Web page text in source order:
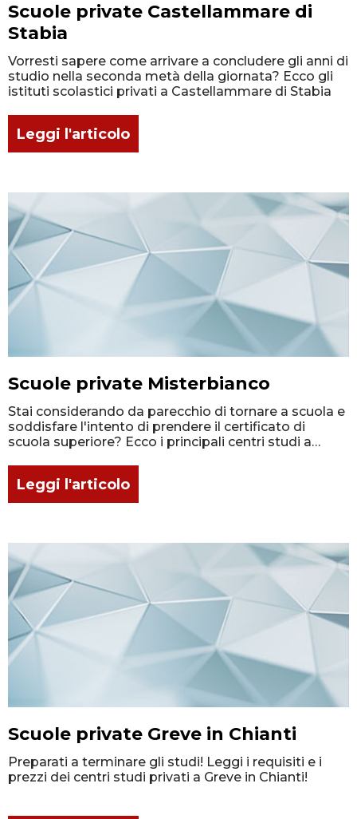
Scuole private Castellammare di
Stabia
Vorresti sapere come arrivare a concludere gli anni di
studio nella seconda metà della giornata? Ecco gli
istituti scolastici privati a Castellammare di Stabia
Leggi l'articolo
Scuole private Misterbianco
Stai considerando da parecchio di tornare a scuola e
soddisfare l'intento di prendere il certificato di
scuola superiore? Ecco i principali centri studi a
Leggi l'articolo
Scuole private Greve in Chianti
Preparati a terminare gli studi! Leggi i requisiti e i
prezzi dei centri studi privati a Greve in Chianti!